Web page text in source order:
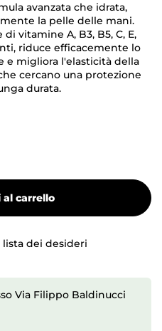
avanzata che idrata,
la pelle delle mani.
vitamine A, B3, B5, C, E,
riduce efficacemente lo
e migliora l'elasticità della
cercano una protezione
durata.
carrello
dei desideri
Via Filippo Baldinucci